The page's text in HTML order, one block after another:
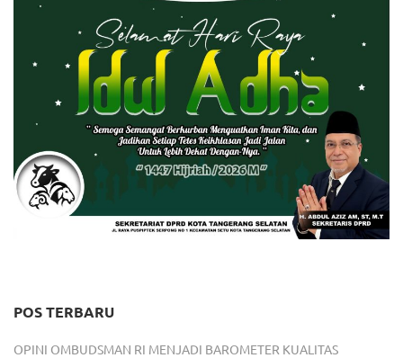
POS TERBARU
OPINI OMBUDSMAN RI MENJADI BAROMETER KUALITAS